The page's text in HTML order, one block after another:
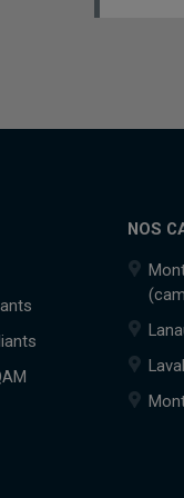
NOS
Laval